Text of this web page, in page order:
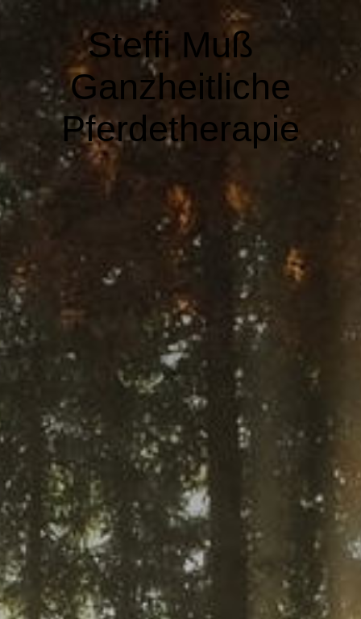
Steffi Muß
Ganzheitliche
Pferdetherapie